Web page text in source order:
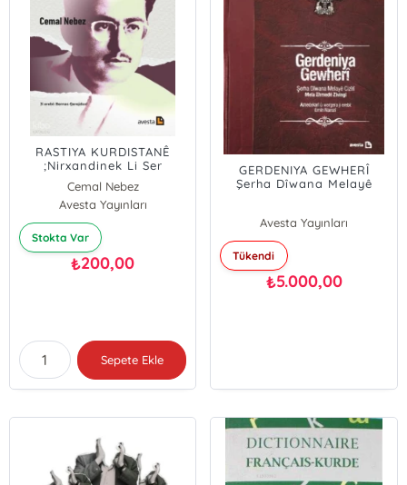
RASTIYA KURDISTANÊ
;Nirxandinek Li Ser
Belgenameyên Partiyên
Ereb Û Kurdan
Cemal Nebez
Avesta Yayınları
Stokta Var
₺200,00
Sepete Ekle
GERDENIYA GEWHERÎ
Şerha Dîwana Melayê
Avesta Yayınları
Tükendi
₺5.000,00